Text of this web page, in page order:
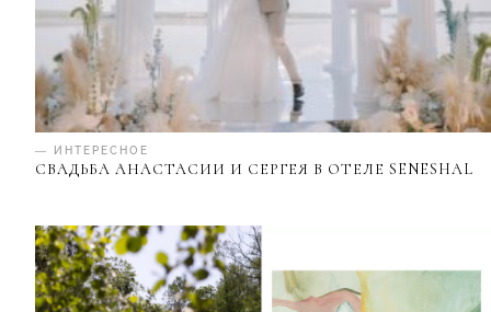
— ИНТЕРЕСНОЕ
СВАДЬБА АНАСТАСИИ И СЕРГЕЯ В ОТЕЛЕ SENESHAL